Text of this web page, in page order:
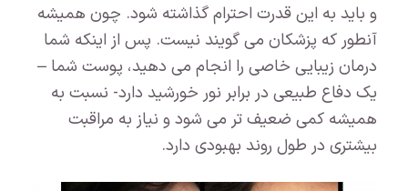
و باید به این قدرت احترام گذاشته شود. چون همیشه
آنطور که پزشکان می گویند نیست. پس از اینکه شما
درمان زیبایی خاصی را انجام می دهید، پوست شما –
یک دفاع طبیعی در برابر نور خورشید دارد- نسبت به
همیشه کمی ضعیف تر می شود و نیاز به مراقبت
بیشتری در طول روند بهبودی دارد.